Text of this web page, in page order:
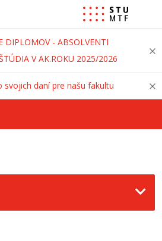
DIPLOMOV - ABSOLVENTI
V AK.ROKU 2025/2026
svojich daní pre našu fakultu